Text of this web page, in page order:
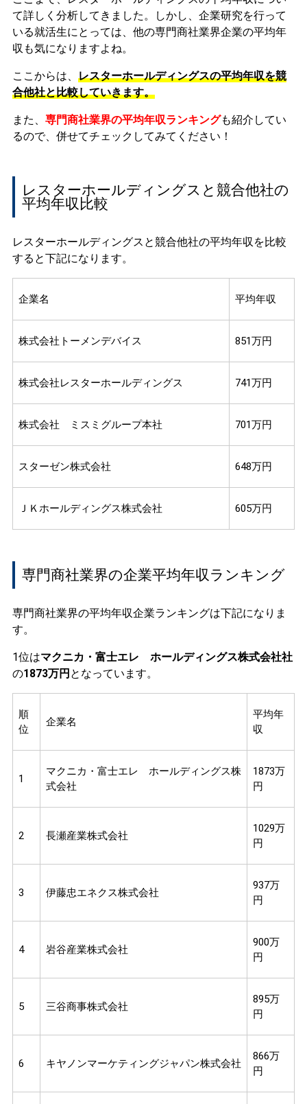
て詳しく分析してきました。しかし、企業研究を行って
いる就活生にとっては、他の専門商社業界企業の平均年
収も気になりますよね。
ここからは、 レスターホールディングスの平均年収を競
合他社と比較していきます。
また、 専門商社業界の平均年収ランキングも紹介してい
るので、併せてチェックしてみてください！
レスターホールディングスと競合他社の
平均年収比較
レスターホールディングスと競合他社の平均年収を比較
すると下記になります。
企業名 平均年収
株式会社トーメンデバイス 851万円
株式会社レスターホールディングス 741万円
株式会社 ミスミグループ本社 701万円
スターゼン株式会社 648万円
ＪＫホールディングス株式会社 605万円
専門商社業界の企業平均年収ランキング
専門商社業界の平均年収企業ランキングは下記になりま
す。
1位はマクニカ・富士エレ ホールディングス株式会社社
の1873万円 となっています。
順
位
企業名
平均年
収
1
マクニカ・富士エレ ホールディングス株
式会社
1873万
円
2 長瀬産業株式会社
1029万
円
3 伊藤忠エネクス株式会社
937万
円
4 岩谷産業株式会社
900万
円
5 三谷商事株式会社
895万
円
6 キヤノンマーケティングジャパン株式会社
866万
円